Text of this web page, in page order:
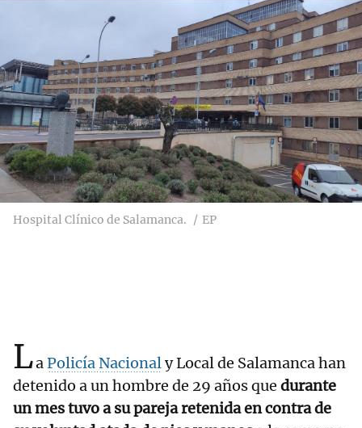
Hospital Clínico de Salamanca. EP
LaPolicía Nacionaly Local de Salamanca han
detenido a un hombre de 29 años que durante
un mes tuvo a su pareja retenida en contra de